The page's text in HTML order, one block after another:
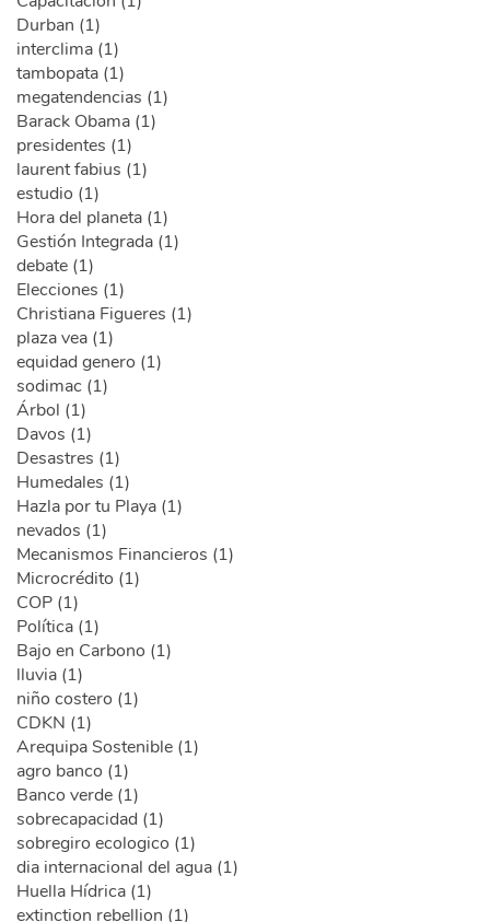
Durban (1)
interclima (1)
tambopata (1)
megatendencias (1)
Barack Obama (1)
presidentes (1)
laurent fabius (1)
estudio (1)
Hora del planeta (1)
Gestión Integrada (1)
debate (1)
Elecciones (1)
Christiana Figueres (1)
plaza vea (1)
equidad genero (1)
sodimac (1)
Árbol (1)
Davos (1)
Desastres (1)
Humedales (1)
Hazla por tu Playa (1)
nevados (1)
Mecanismos Financieros (1)
Microcrédito (1)
COP (1)
Política (1)
Bajo en Carbono (1)
lluvia (1)
niño costero (1)
CDKN (1)
Arequipa Sostenible (1)
agro banco (1)
Banco verde (1)
sobrecapacidad (1)
sobregiro ecologico (1)
dia internacional del agua (1)
Huella Hídrica (1)
extinction rebellion (1)